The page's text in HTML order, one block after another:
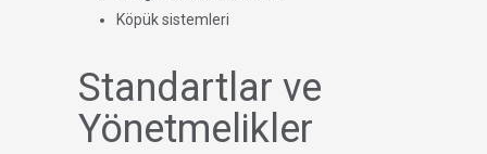
Köpük sistemleri
Standartlar ve
Yönetmelikler